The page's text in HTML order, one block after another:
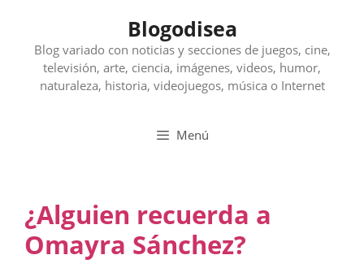
contenido
Blogodisea
Blog variado con noticias y secciones de juegos, cine,
televisión, arte, ciencia, imágenes, videos, humor,
naturaleza, historia, videojuegos, música o Internet
Menú
¿Alguien recuerda a
Omayra Sánchez?